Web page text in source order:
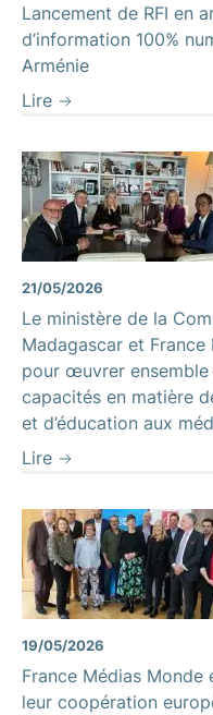
Lancement de RFI en
d’information 100%
Arménie
Lire
21/05/2026
Le ministère de la
Madagascar et France
pour œuvrer
capacités en matière
et d’éducation aux
Lire
19/05/2026
France Médias
leur coopération